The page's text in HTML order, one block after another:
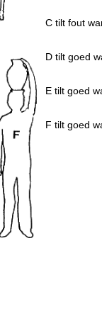
C tilt fout
D tilt goed
E tilt goed
F tilt goed